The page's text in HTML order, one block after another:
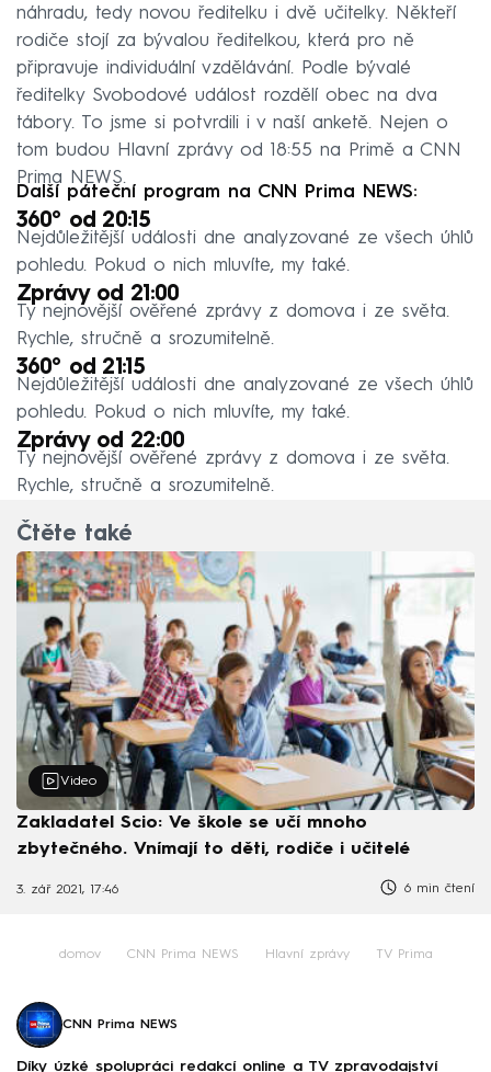
náhradu, tedy novou ředitelku i dvě učitelky. Někteří
rodiče stojí za bývalou ředitelkou, která pro ně
připravuje individuální vzdělávání. Podle bývalé
ředitelky Svobodové událost rozdělí obec na dva
tábory. To jsme si potvrdili i v naší anketě. Nejen o
tom budou Hlavní zprávy od 18:55 na Primě a CNN
Prima NEWS.
Další páteční program na CNN Prima NEWS:
360° od 20:15
Nejdůležitější události dne analyzované ze všech úhlů
pohledu. Pokud o nich mluvíte, my také.
Zprávy od 21:00
Ty nejnovější ověřené zprávy z domova i ze světa.
Rychle, stručně a srozumitelně.
360° od 21:15
Nejdůležitější události dne analyzované ze všech úhlů
pohledu. Pokud o nich mluvíte, my také.
Zprávy od 22:00
Ty nejnovější ověřené zprávy z domova i ze světa.
Rychle, stručně a srozumitelně.
Čtěte také
Video
Zakladatel Scio: Ve škole se učí mnoho
zbytečného. Vnímají to děti, rodiče i učitelé
3. zář 2021, 17:46 6 min čtení
domov CNN Prima NEWS Hlavní zprávy TV Prima
CNN Prima NEWS
Díky úzké spolupráci redakcí online a TV zpravodajství